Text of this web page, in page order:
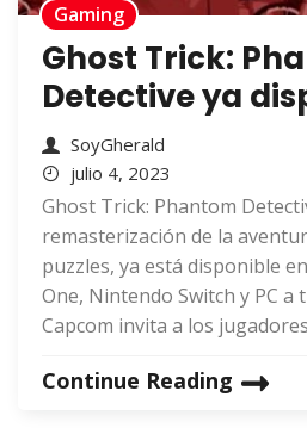
Gaming
Ghost Trick:
Detective ya
SoyGherald
julio 4, 2023
Ghost Trick: Phantom
remasterización de la
puzzles, ya está disponible
One, Nintendo Switch y PC a
Capcom invita a los
Continue Reading